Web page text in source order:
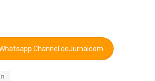
Channel deJurnalcom